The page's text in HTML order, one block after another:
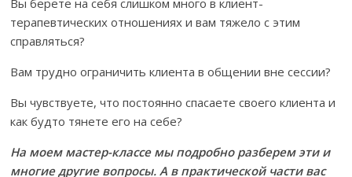
Вы берете на себя слишком много в клиент-
терапевтических отношениях и вам тяжело с этим
справляться?
Вам трудно ограничить клиента в общении вне сессии?
Вы чувствуете, что постоянно спасаете своего клиента и
как будто тянете его на себе?
На моем мастер-классе мы подробно разберем эти и
многие другие вопросы. А в практической части вас